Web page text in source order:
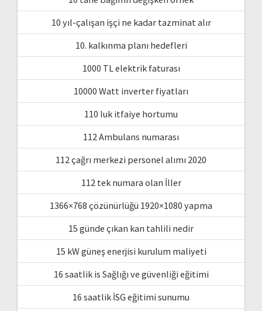
10 yıl-çalışan işçi ne kadar tazminat alır
10. kalkınma planı hedefleri
1000 TL elektrik faturası
10000 Watt inverter fiyatları
110 luk itfaiye hortumu
112 Ambulans numarası
112 çağrı merkezi personel alımı 2020
112 tek numara olan İller
1366×768 çözünürlüğü 1920×1080 yapma
15 günde çıkan kan tahlili nedir
15 kW güneş enerjisi kurulum maliyeti
16 saatlik is Sağlığı ve güvenliği eğitimi
16 saatlik İSG eğitimi sunumu